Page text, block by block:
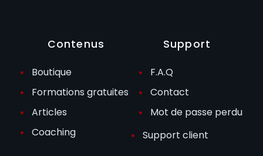
Contenus
Boutique
Formations gratuites
Articles
Coaching
Support
F.A.Q
Contact
Mot de passe perdu
Support client